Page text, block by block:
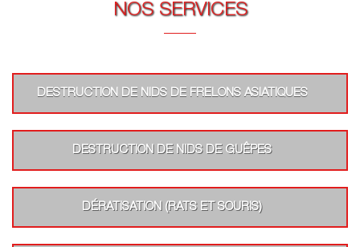
NOS SERVICES
DESTRUCTION DE NIDS DE FRELONS ASIATIQUES
DESTRUCTION DE NIDS DE GUÊPES
DÉRATISATION (RATS ET SOURIS)